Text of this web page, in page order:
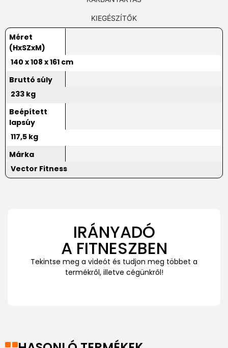
KIEGÉSZÍTŐK
Méret
(HxSZxM)
140 x 108 x 161 cm
Bruttó súly
233 kg
Beépített
lapsúy
117,5 kg
Márka
Vector Fitness
IRÁNYADÓ
A FITNESZBEN
Tekintse meg a videót és tudjon meg többet a
termékről, illetve cégünkről!